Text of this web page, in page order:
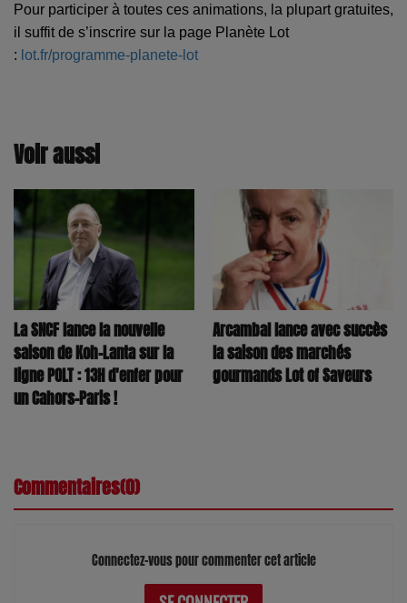
Pour participer à toutes ces animations, la plupart gratuites,
il suffit de s’inscrire sur la page Planète Lot
: lot.fr/programme-planete-lot
Voir aussi
La SNCF lance la nouvelle
saison de Koh-Lanta sur la
ligne POLT : 13H d'enfer pour
un Cahors-Paris !
Arcambal lance avec succès
la saison des marchés
gourmands Lot of Saveurs
Commentaires(0)
Connectez-vous pour commenter cet article